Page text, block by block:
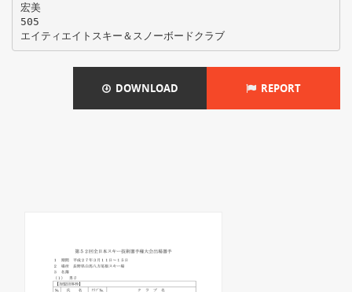
宏美
505
エイティエイトスキー＆スノーボードクラブ
DOWNLOAD REPORT